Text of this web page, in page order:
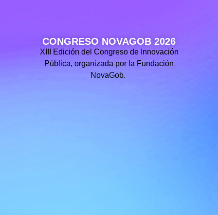
CONGRESO NOVAGOB 2026
XIII Edición del Congreso de Innovación
Pública, organizada por la Fundación
NovaGob.